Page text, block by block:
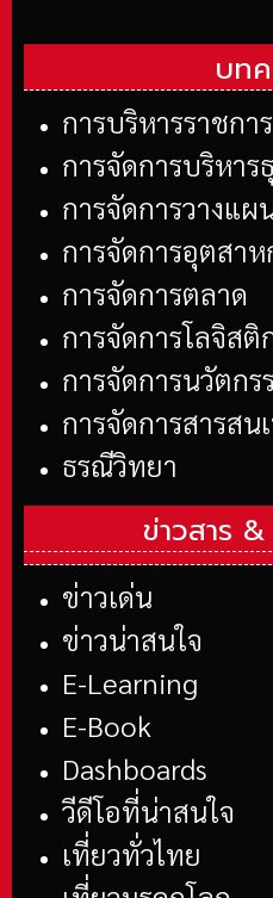
บท
การบริหารราชการ
การจัดการบริหาร
การจัดการวางแ
การจัดการอุตสาห
การจัดการตลาด
การจัดการโลจิสติ
การจัดการนวัตกร
การจัดการสารสน
ธรณีวิทยา
ข่าวสาร &
ข่าวเด่น
ข่าวน่าสนใจ
E-Learning
E-Book
Dashboards
วีดีโอที่น่าสนใจ
เที่ยวทั่วไทย